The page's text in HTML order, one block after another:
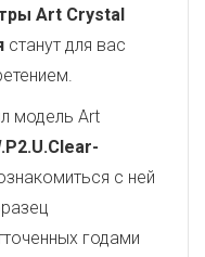
Art Crystal
станут для вас
модель Art
с ней
годами